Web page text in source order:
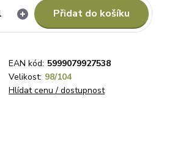
Přidat do košíku
EAN kód: 5999079927538
Velikost: 98/104
Hlídat cenu / dostupnost